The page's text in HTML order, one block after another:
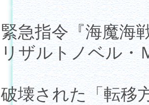
緊急指令『海魔海
リザルトノベル・
破壊された「転移